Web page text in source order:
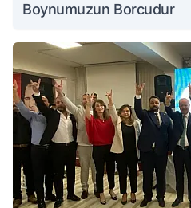
Boynumuzun Borcudur